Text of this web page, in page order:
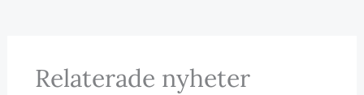
Relaterade nyheter